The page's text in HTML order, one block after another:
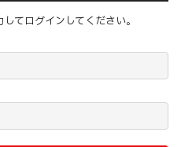
てログインしてください。